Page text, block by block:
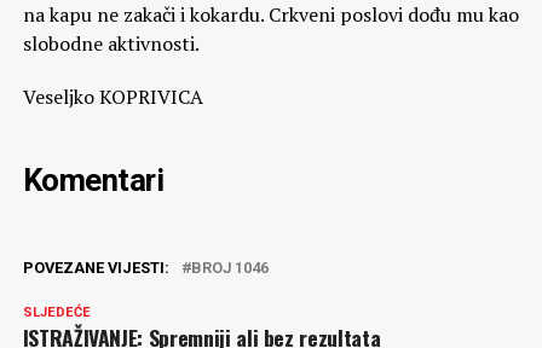
na kapu ne zakači i kokardu. Crkveni poslovi dođu mu kao
slobodne aktivnosti.
Veseljko KOPRIVICA
Komentari
POVEZANE VIJESTI: BROJ 1046
SLJEDEĆE
ISTRAŽIVANJE: Spremniji ali bez rezultata